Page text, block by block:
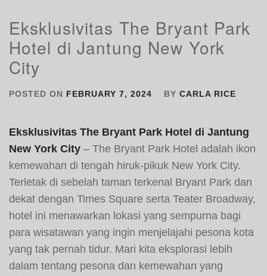
Eksklusivitas The Bryant Park
Hotel di Jantung New York
City
POSTED ON FEBRUARY 7, 2024 BY CARLA RICE
Eksklusivitas The Bryant Park Hotel di Jantung
New York City – The Bryant Park Hotel adalah ikon
kemewahan di tengah hiruk-pikuk New York City.
Terletak di sebelah taman terkenal Bryant Park dan
dekat dengan Times Square serta Teater Broadway,
hotel ini menawarkan lokasi yang sempurna bagi
para wisatawan yang ingin menjelajahi pesona kota
yang tak pernah tidur. Mari kita eksplorasi lebih
dalam tentang pesona dan kemewahan yang